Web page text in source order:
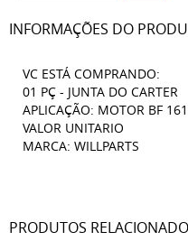
INFORMAÇÕES DO
VC ESTÁ COMPRANDO:
01 PÇ - JUNTA DO CARTER
APLICAÇÃO: MOTOR BF
VALOR UNITARIO
MARCA: WILLPARTS
PRODUTOS